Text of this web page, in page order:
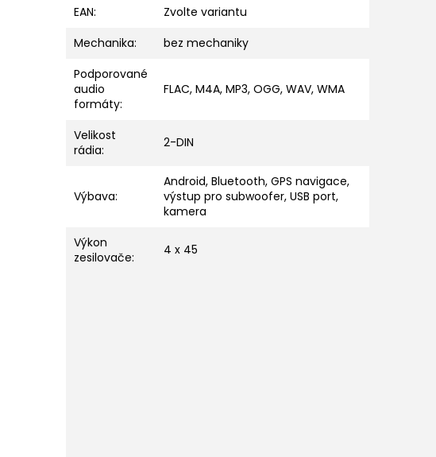
EAN:
Zvolte variantu
Mechanika:
bez mechaniky
Podporované
audio
formáty:
FLAC, M4A, MP3, OGG, WAV, WMA
Velikost
rádia: 2-DIN
Výbava:
Android, Bluetooth, GPS navigace,
výstup pro subwoofer, USB port,
kamera
Výkon
zesilovače: 4 x 45